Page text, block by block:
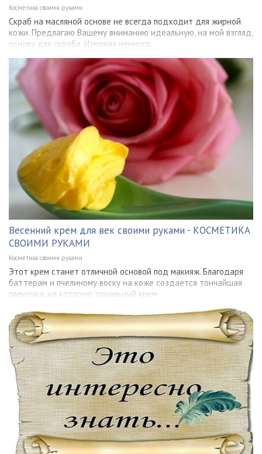
Косметика своими руками
Скраб на масляной основе не всегда подходит для жирной
кожи. Предлагаю Вашему вниманию идеальную, на мой взгляд,
основу для скраба. Изменяя немного
Весенний крем для век своими руками - КОСМЕТИКА
СВОИМИ РУКАМИ
Косметика своими руками
Этот крем станет отличной основой под макияж. Благодаря
баттерам и пчелиному воску на коже создается тончайшая
пленочка, на которую тональный крем